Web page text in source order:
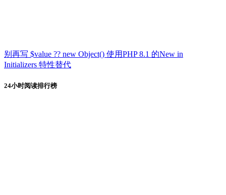
别再写 $value ?? new Object() 使用PHP 8.1 的New in
Initializers 特性替代
24小时阅读排行榜